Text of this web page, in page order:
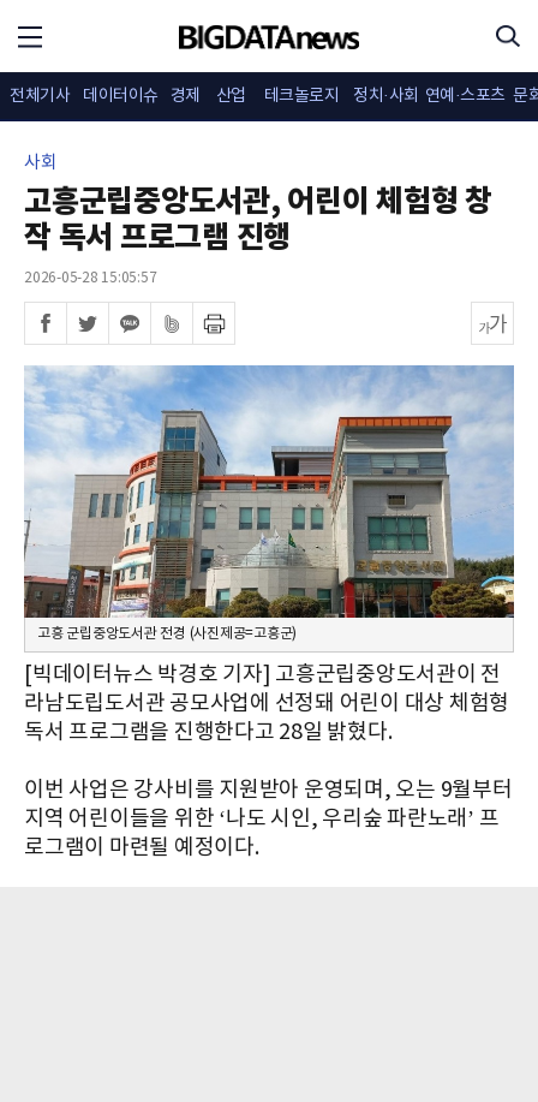
전체기사 데이터이슈 경제 산업 테크놀로지 정치·사회 연예·스포츠 문
사회
고흥군립중앙도서관, 어린이 체험형 창
작 독서 프로그램 진행
2026-05-28 15:05:57
고흥 군립중앙도서관 전경 (사진제공=고흥군)
[빅데이터뉴스 박경호 기자] 고흥군립중앙도서관이 전
라남도립도서관 공모사업에 선정돼 어린이 대상 체험형
독서 프로그램을 진행한다고 28일 밝혔다.
이번 사업은 강사비를 지원받아 운영되며, 오는 9월부터
지역 어린이들을 위한 ‘나도 시인, 우리숲 파란노래’ 프
로그램이 마련될 예정이다.